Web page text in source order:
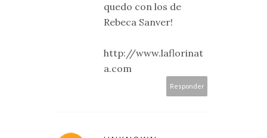
quedo con los de
Rebeca Sanver!
http://www.laflorinat
a.com
Responder